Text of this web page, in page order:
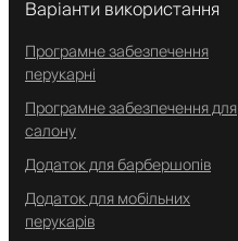
Варіанти використання
Програмне забезпечення
перукарні
Програмне забезпечення для
салону
Додаток для барбершопів
Додаток для мобільних
перукарів